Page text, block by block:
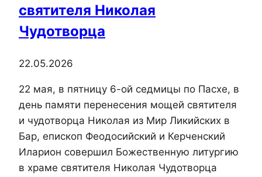
святителя Николая
Чудотворца
22.05.2026
22 мая, в пятницу 6-ой седмицы по Пасхе, в
день памяти перенесения мощей святителя
и чудотворца Николая из Мир Ликийских в
Бар, епископ Феодосийский и Керченский
Иларион совершил Божественную литургию
в храме святителя Николая Чудотворца